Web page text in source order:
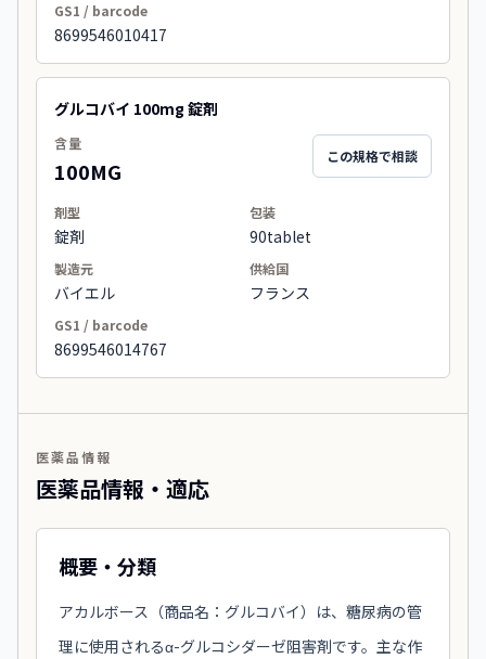
GS1 / barcode
8699546010417
グルコバイ 100mg 錠剤
含量
100MG
この規格で相談
剤型
錠剤
包装
90tablet
製造元
バイエル
供給国
フランス
GS1 / barcode
8699546014767
医薬品情報
医薬品情報・適応
概要・分類
アカルボース（商品名：グルコバイ）は、糖尿病の管
理に使用されるα-グルコシダーゼ阻害剤です。主な作